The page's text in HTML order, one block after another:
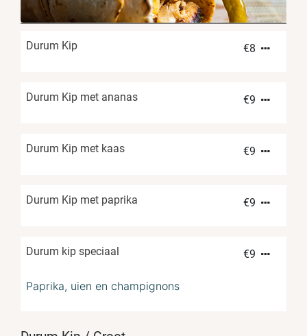
Durum Kip €8
Durum Kip met ananas €9
Durum Kip met kaas €9
Durum Kip met paprika €9
Durum kip speciaal €9
Paprika, uien en champignons